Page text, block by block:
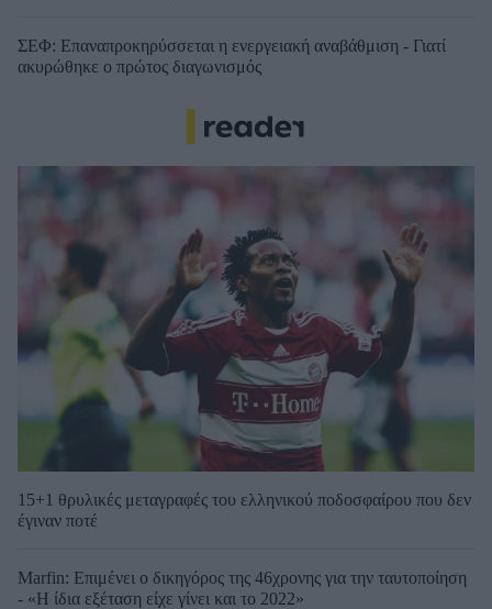
ΣΕΦ: Επαναπροκηρύσσεται η ενεργειακή αναβάθμιση - Γιατί
ακυρώθηκε ο πρώτος διαγωνισμός
15+1 θρυλικές μεταγραφές του ελληνικού ποδοσφαίρου που δεν
έγιναν ποτέ
Marfin: Επιμένει ο δικηγόρος της 46χρονης για την ταυτοποίηση
- «Η ίδια εξέταση είχε γίνει και το 2022»